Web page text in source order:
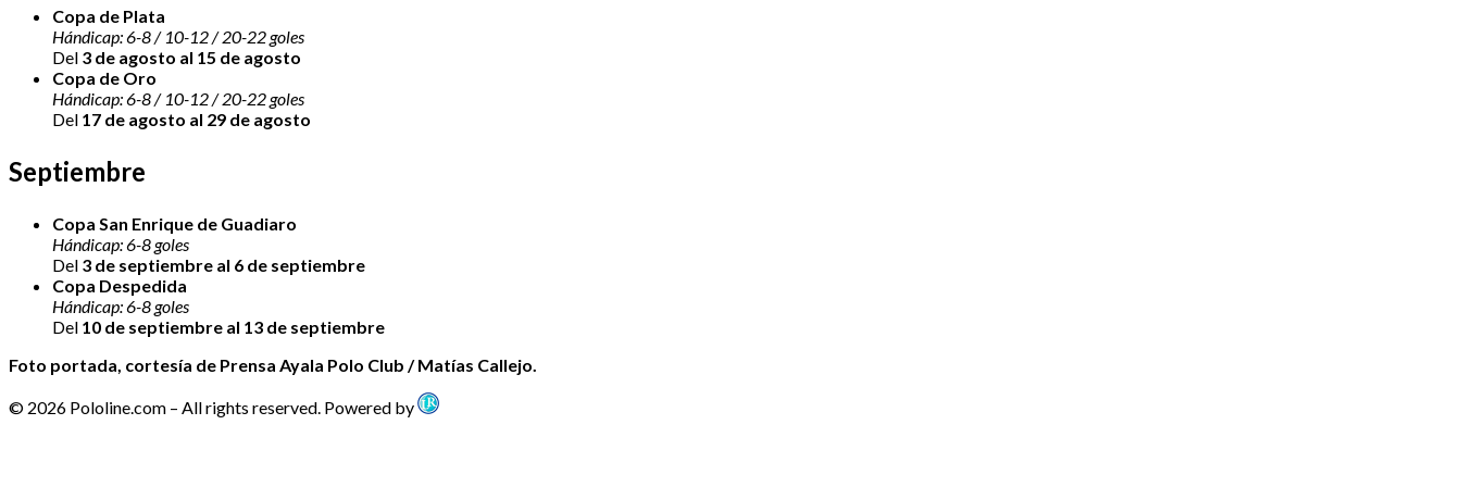
Copa de Plata
Hándicap: 6-8 / 10-12 / 20-22 goles
Del 3 de agosto al 15 de agosto
Copa de Oro
Hándicap: 6-8 / 10-12 / 20-22 goles
Del 17 de agosto al 29 de agosto
Septiembre
Copa San Enrique de Guadiaro
Hándicap: 6-8 goles
Del 3 de septiembre al 6 de septiembre
Copa Despedida
Hándicap: 6-8 goles
Del 10 de septiembre al 13 de septiembre
Foto portada, cortesía de Prensa Ayala Polo Club / Matías Callejo.
© 2026 Pololine.com – All rights reserved. Powered by